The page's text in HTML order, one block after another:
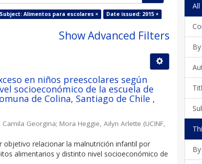
Subject: Alimentos para escolares × Date issued: 2015 ×
Show Advanced Filters
en niños preescolares según
socioeconómico de la escuela de
de Colina, Santiago de Chile ,
Georgina; Mora Heggie, Ailyn Arlette (UCINF
objetivo relacionar la malnutrición infantil por
alimentarios y distinto nivel socioeconómico de